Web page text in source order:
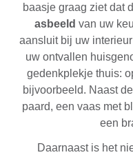
baasje graag ziet dat
asbeeld van uw
aansluit bij uw
uw ontvallen
gedenkplekje thuis:
bijvoorbeeld. Naast
paard, een vaas met
een
Daarnaast is het